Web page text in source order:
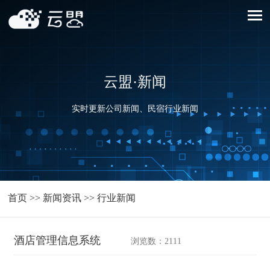
云盟·新闻
实时更新公司新闻、民宿行业新闻
首页 >> 新闻资讯 >>行业新闻
酒店管理信息系统 浏览数：2111